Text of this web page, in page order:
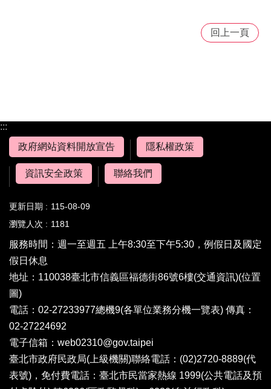
回上一頁
:::
政府網站資料開放宣告
隱私權政策
資訊安全政策 聯絡我們
更新日期
115-08-09
瀏覽人次
1181
服務時間：週一至週五 上午8:30至下午5:30，例假日及國定
假日休息
地址：110038臺北市信義區福德街86號6樓(交通資訊)(位置
圖)
電話：02-27233977總機9(各單位業務分機一覽表) 傳真：
02-27224692
電子信箱： web02310@gov.taipei
臺北市政府民政局(上級機關)聯絡電話：(02)2720-8889(代
表號)，免付費電話：臺北市民當家熱線 1999(公共電話及預